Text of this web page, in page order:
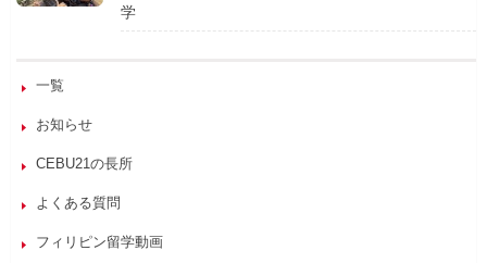
学
一覧
お知らせ
CEBU21の長所
よくある質問
フィリピン留学動画